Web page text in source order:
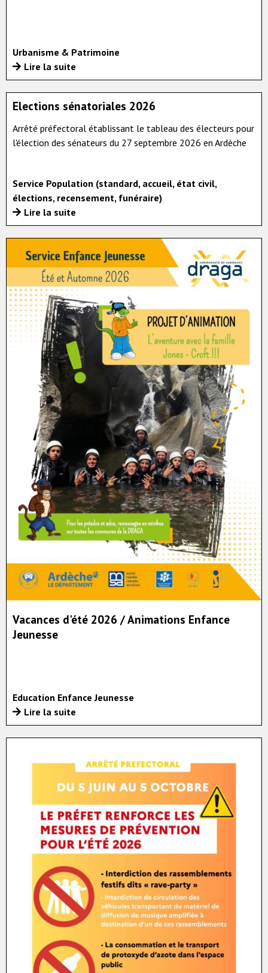
Urbanisme & Patrimoine
Lire la suite
Elections sénatoriales 2026
Arrêté préfectoral établissant le tableau des électeurs pour
l'élection des sénateurs du 27 septembre 2026 en Ardèche
Service Population (standard, accueil, état civil,
élections, recensement, funéraire)
Lire la suite
Vacances d'été 2026 / Animations Enfance
Jeunesse
Education Enfance Jeunesse
Lire la suite